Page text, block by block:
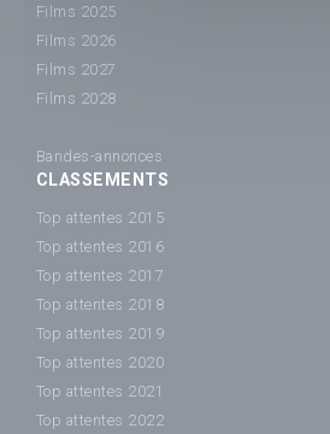
Films 2025
Films 2026
Films 2027
Films 2028
Bandes-annonces
CLASSEMENTS
Top attentes 2015
Top attentes 2016
Top attentes 2017
Top attentes 2018
Top attentes 2019
Top attentes 2020
Top attentes 2021
Top attentes 2022